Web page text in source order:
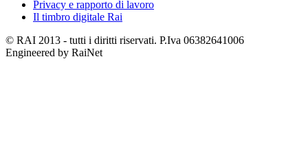
Privacy e rapporto di lavoro
Il timbro digitale Rai
© RAI 2013 - tutti i diritti riservati. P.Iva 06382641006
Engineered by RaiNet